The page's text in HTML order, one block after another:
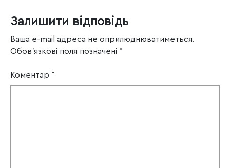
Залишити відповідь
Ваша e-mail адреса не оприлюднюватиметься.
Обов’язкові поля позначені *
Коментар *